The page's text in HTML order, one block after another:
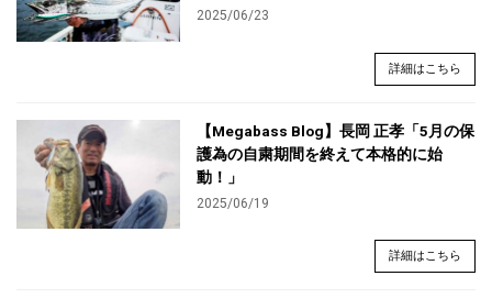
2025/06/23
詳細はこちら
【Megabass Blog】長岡 正孝「5月の保
護為の自粛期間を終えて本格的に始
動！」
2025/06/19
詳細はこちら